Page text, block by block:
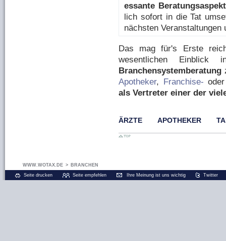
es­san­te
lich so­fort in die Tat
nächsten Veranstaltungen
Das mag für's Erste
wesentlichen Einblick
Branchensystemberatung
Apo­the­ker, Fran­chise-​
als Ver­tre­ter einer der
ÄRZTE APOTHEKER
WWW.WOTAX.DE >
BRANCHEN
Seite drucken
Seite empfehlen Ihre Meinung ist uns wichtig Twitter